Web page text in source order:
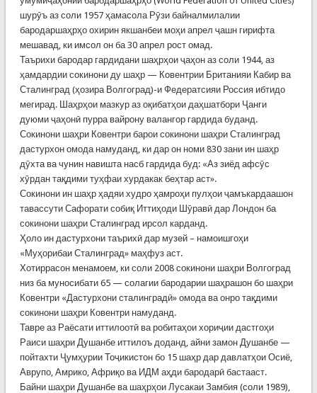
шурӯъ аз соли 1957 ҳамасола Рӯзи байналмилалии
бародаршаҳрҳо охирин якшанбеи моҳи апрел ҷашн гирифта
мешавад, ки имсол он ба 30 апрел рост омад.
Таърихи бародар гардидани шаҳрҳои ҷаҳон аз соли 1944, аз
ҳамдардии сокинони ду шаҳр — Ковентрии Британияи Кабир ва
Сталинград (ҳозира Волгоград)-и Федератсияи Россия ибтидо
мегирад. Шаҳрҳои мазкур аз оқибатҳои даҳшатбори Ҷанги
дуюми ҷаҳонӣ пурра вайрону валангор гардида буданд.
Сокинони шаҳри Ковентри барои сокинони шаҳри Сталинград
дастурхон омода намуданд, ки дар он номи 830 зани ин шаҳр
дӯхта ва чунин навишта насб гардида буд: «Аз зиёд афсӯс
хӯрдан тақдими туҳфаи хурдакак беҳтар аст».
Сокинони ин шаҳр ҳадяи худро ҳамроҳи пулҳои ҷамъкардаашон
тавассути Сафорати собиқ Иттиҳоди Шӯравӣ дар Лондон ба
сокинони шаҳри Сталинград ирсол карданд.
Ҳоло ин дастурхони таърихӣ дар музей – намоишгоҳи
«Муҳорибаи Сталинград» маҳфуз аст.
Хотиррасон менамоем, ки соли 2008 сокинони шаҳри Волгоград
низ ба муносибати 65 — солагии бародарии шаҳрашон бо шаҳри
Ковентри «Дастурхони сталинградӣ» омода ва онро тақдими
сокинони шаҳри Ковентри намуданд.
Тавре аз Раёсати иттилоотӣ ва робитаҳои хориҷии дастгоҳи
Раиси шаҳри Душанбе иттилоъ доданд, айни замон Душанбе —
пойтахти Ҷумҳурии Тоҷикистон бо 15 шаҳр дар давлатҳои Осиё,
Аврупо, Амрико, Африқо ва ИДМ аҳди бародарӣ бастааст.
Байни шаҳри Душанбе ва шаҳрҳои Лусакаи Замбия (соли 1989),